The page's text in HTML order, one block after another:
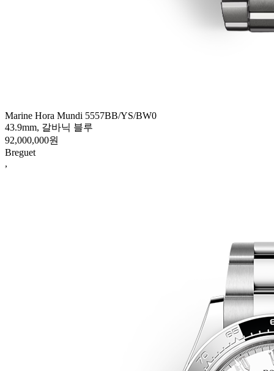
Marine Hora Mundi 5557BB/YS/BW0
43.9mm, 갈바닉 블루
92,000,000원
Breguet
,